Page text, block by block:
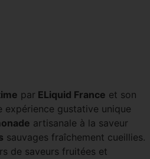
par ELiquid France et son
expérience gustative unique
artisanale à la saveur
sauvages fraîchement cueillies.
de saveurs fruitées et